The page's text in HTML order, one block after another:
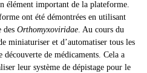
élément important de la plateforme.
ont été démontrées en utilisant
des Orthomyxoviridae. Au cours du
miniaturiser et d’automatiser tous les
découverte de médicaments. Cela a
leur système de dépistage pour le